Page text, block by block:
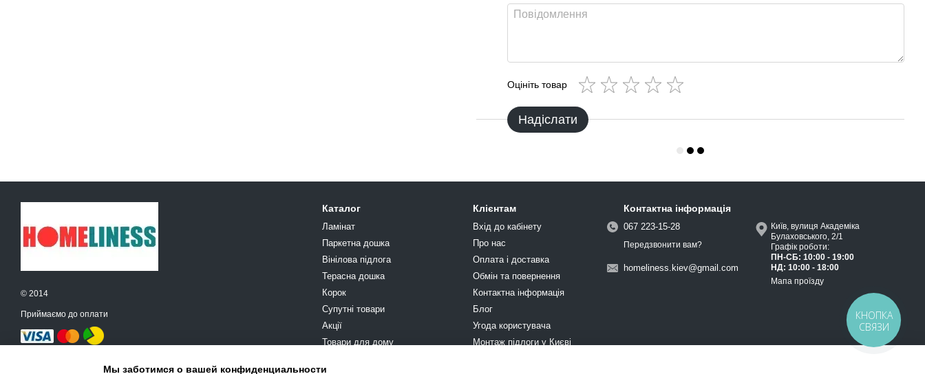
Оцініть товар
Надіслати
© 2014
Приймаємо до оплати
Каталог
Ламінат
Паркетна дошка
Вінілова підлога
Терасна дошка
Корок
Супутні товари
Акції
Товари для дому
Клієнтам
Вхід до кабінету
Про нас
Оплата і доставка
Обмін та повернення
Контактна інформація
Блог
Угода користувача
Монтаж підлоги у Києві
Контактна інформація
067 223-15-28
Передзвонити вам?
homeliness.kiev@gmail.com
Київ, вулиця Академіка
Булаховського, 2/1
Графік роботи:
ПН-СБ: 10:00 - 19:00
НД: 10:00 - 18:00
Мапа проїзду
Мы заботимся о вашей конфиденциальности
КНОПКА
СВЯЗИ